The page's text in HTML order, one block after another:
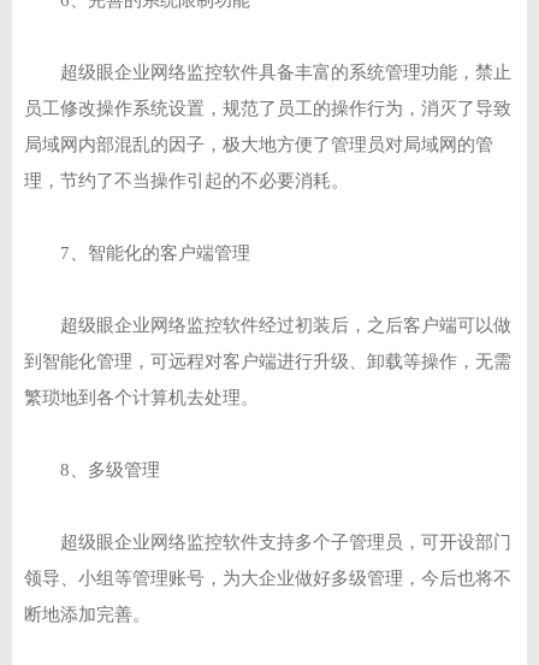
超级眼企业网络监控软件具备丰富的系统管理功能，禁止
员工修改操作系统设置，规范了员工的操作行为，消灭了导致
局域网内部混乱的因子，极大地方便了管理员对局域网的管
理，节约了不当操作引起的不必要消耗。
7、智能化的客户端管理
超级眼企业网络监控软件经过初装后，之后客户端可以做
到智能化管理，可远程对客户端进行升级、卸载等操作，无需
繁琐地到各个计算机去处理。
8、多级管理
超级眼企业网络监控软件支持多个子管理员，可开设部门
领导、小组等管理账号，为大企业做好多级管理，今后也将不
断地添加完善。